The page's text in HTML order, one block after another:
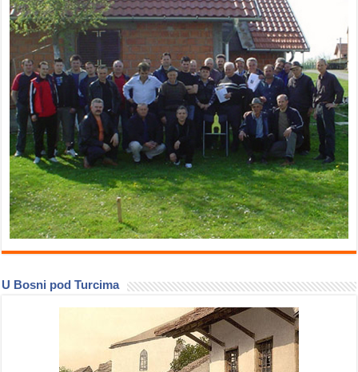
U Bosni pod Turcima